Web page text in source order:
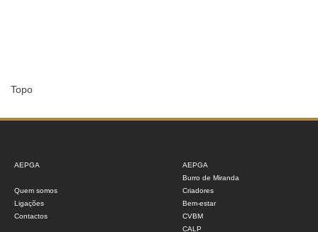
Topo
AEPGA
Quem somos
Ligações
Contactos
AEPGA
Burro de Miranda
Criadores
Bem-estar
CVBM
CALP